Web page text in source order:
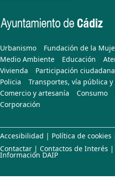
Urbanismo
Fundación de la
Medio Ambiente
Educación
Vivienda
Participación ciudadana
Policia
Transportes, vía pública
Comercio y artesanía
Consumo
Corporación
Accesibilidad | Política de cookies
Contactar | Contactos de Interés |
Información DAIP